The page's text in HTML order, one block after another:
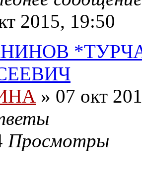
2015, 19:50
» 07 окт
Просмотры